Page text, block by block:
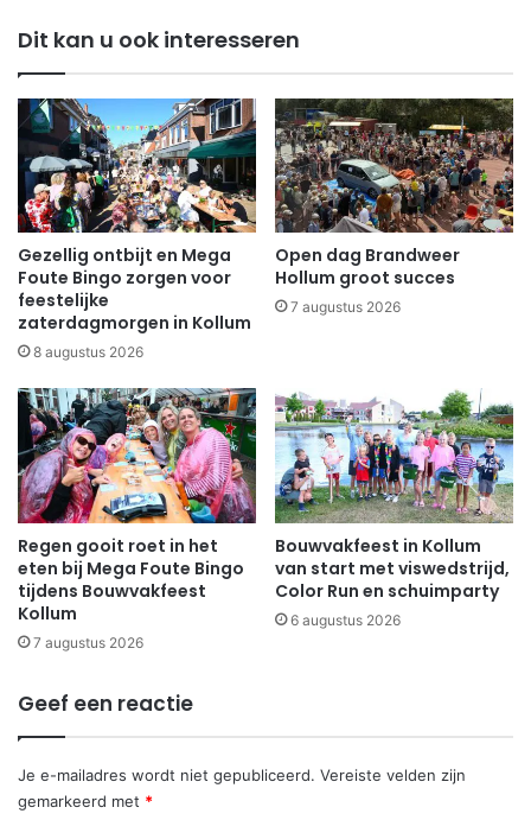
Dit kan u ook interesseren
Gezellig ontbijt en Mega
Foute Bingo zorgen voor
feestelijke
zaterdagmorgen in Kollum
8 augustus 2026
Open dag Brandweer
Hollum groot succes
7 augustus 2026
Regen gooit roet in het
eten bij Mega Foute Bingo
tijdens Bouwvakfeest
Kollum
7 augustus 2026
Bouwvakfeest in Kollum
van start met viswedstrijd,
Color Run en schuimparty
6 augustus 2026
Geef een reactie
Je e-mailadres wordt niet gepubliceerd. Vereiste velden zijn
gemarkeerd met *